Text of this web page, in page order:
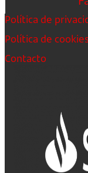
Política de
Política de
Contacto